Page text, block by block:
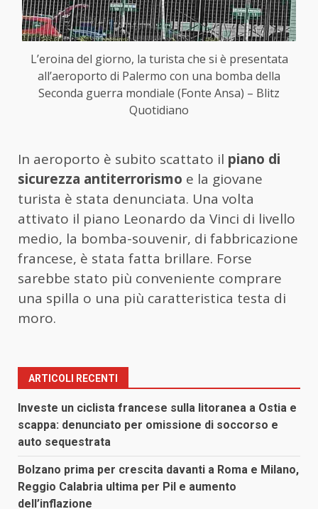
L’eroina del giorno, la turista che si è presentata
all’aeroporto di Palermo con una bomba della
Seconda guerra mondiale (Fonte Ansa) – Blitz
Quotidiano
In aeroporto è subito scattato il piano di
sicurezza antiterrorismo e la giovane
turista è stata denunciata. Una volta
attivato il piano Leonardo da Vinci di livello
medio, la bomba-souvenir, di fabbricazione
francese, è stata fatta brillare. Forse
sarebbe stato più conveniente comprare
una spilla o una più caratteristica testa di
moro.
ARTICOLI RECENTI
Investe un ciclista francese sulla litoranea a Ostia e
scappa: denunciato per omissione di soccorso e
auto sequestrata
Bolzano prima per crescita davanti a Roma e Milano,
Reggio Calabria ultima per Pil e aumento
dell’inflazione